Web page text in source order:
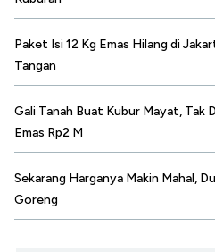
Paket Isi 12 Kg Emas Hilang di
Tangan
Gali Tanah Buat Kubur Mayat, Tak
Emas Rp2 M
Sekarang Harganya Makin Mahal,
Goreng